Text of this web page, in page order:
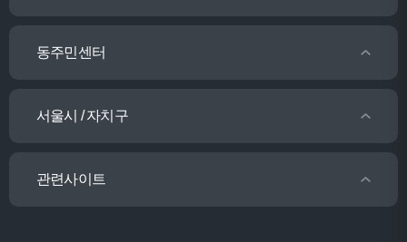
동주민센터
서울시 / 자치구
관련사이트